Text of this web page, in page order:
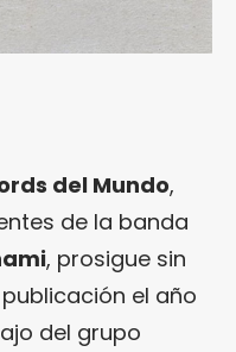
del Mundo,
de la banda
, prosigue sin
el año
del grupo